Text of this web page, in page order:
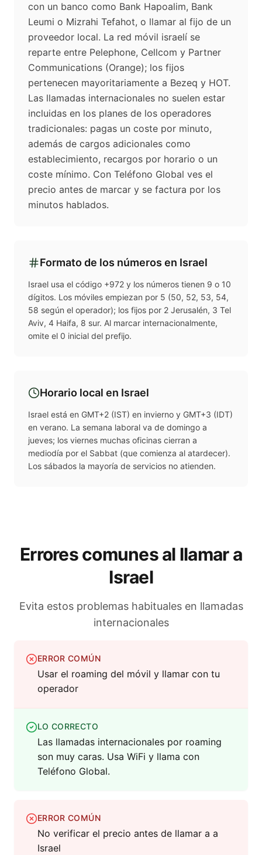
con un banco como Bank Hapoalim, Bank
Leumi o Mizrahi Tefahot, o llamar al fijo de un
proveedor local. La red móvil israelí se
reparte entre Pelephone, Cellcom y Partner
Communications (Orange); los fijos
pertenecen mayoritariamente a Bezeq y HOT.
Las llamadas internacionales no suelen estar
incluidas en los planes de los operadores
tradicionales: pagas un coste por minuto,
además de cargos adicionales como
establecimiento, recargos por horario o un
coste mínimo. Con Teléfono Global ves el
precio antes de marcar y se factura por los
minutos hablados.
Formato de los números en Israel
Israel usa el código +972 y los números tienen 9 o 10
dígitos. Los móviles empiezan por 5 (50, 52, 53, 54,
58 según el operador); los fijos por 2 Jerusalén, 3 Tel
Aviv, 4 Haifa, 8 sur. Al marcar internacionalmente,
omite el 0 inicial del prefijo.
Horario local en Israel
Israel está en GMT+2 (IST) en invierno y GMT+3 (IDT)
en verano. La semana laboral va de domingo a
jueves; los viernes muchas oficinas cierran a
mediodía por el Sabbat (que comienza al atardecer).
Los sábados la mayoría de servicios no atienden.
Errores comunes al llamar a
Israel
Evita estos problemas habituales en llamadas
internacionales
ERROR COMÚN
Usar el roaming del móvil y llamar con tu
operador
LO CORRECTO
Las llamadas internacionales por roaming
son muy caras. Usa WiFi y llama con
Teléfono Global.
ERROR COMÚN
No verificar el precio antes de llamar a a
Israel